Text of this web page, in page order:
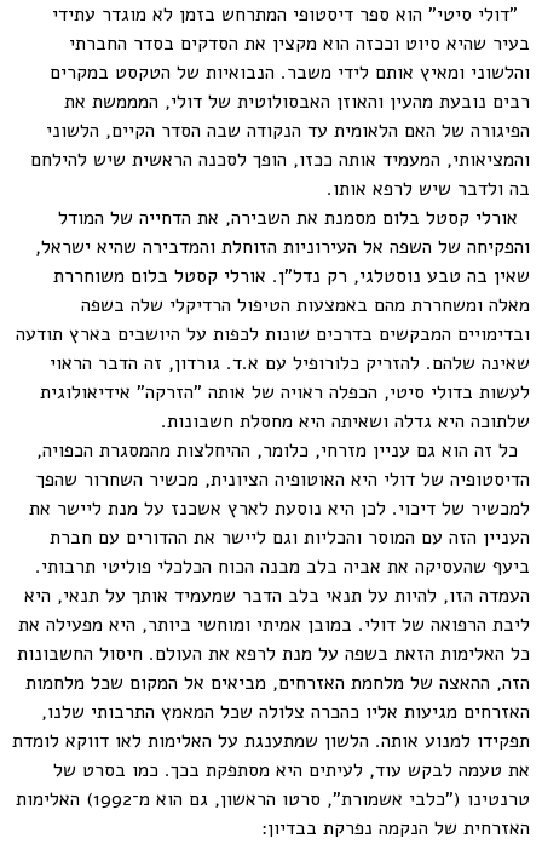
"דולי סיטי" הוא ספר דיסטופי המתרחש בזמן לא מוגדר עתידי
בעיר שהיא סיוט וככזה הוא מקצין את הסדקים בסדר החברתי
והלשוני ומאיץ אותם לידי משבר. הנבואיות של הטקסט במקרים
רבים נובעת מהעין והאוזן האבסולוטית של דולי, המממשת את
הפיגורה של האם הלאומית עד הנקודה שבה הסדר הקיים, הלשוני
והמציאותי, המעמיד אותה ככזו, הופך לסכנה הראשית שיש להילחם
בה ולדבר שיש לרפא אותו.
אורלי קסטל בלום מסמנת את השבירה, את הדחייה של המודל
והפקיחה של השפה אל העירוניות הזוחלת והמדבירה שהיא ישראל,
שאין בה טבע נוסטלגי, רק נדל"ן. אורלי קסטל בלום משוחררת
מאלה ומשחררת מהם באמצעות הטיפול הרדיקלי שלה בשפה
ובדימויים המבקשים בדרכים שונות לכפות על היושבים בארץ תודעה
שאינה שלהם. להזריק כלורופיל עם א.ד. גורדון, זה הדבר הראוי
לעשות בדולי סיטי, הכפלה ראויה של אותה "הזרקה" אידיאולוגית
שלתוכה היא גדלה ושאיתה היא מחסלת חשבונות.
כל זה הוא גם עניין מזרחי, כלומר, ההיחלצות מהמסגרת הכפויה,
הדיסטופיה של דולי היא האוטופיה הציונית, מכשיר השחרור שהפך
למכשיר של דיכוי. לכן היא נוסעת לארץ אשכנז על מנת ליישר את
העניין הזה עם המוסר והכליות וגם ליישר את ההדורים עם חברת
ביעף שהעסיקה את אביה בלב מבנה הכוח הכלכלי פוליטי תרבותי.
העמדה הזו, להיות על תנאי בלב הדבר שמעמיד אותך על תנאי, היא
ליבת הרפואה של דולי. במובן אמיתי ומוחשי ביותר, היא מפעילה את
כל האלימות הזאת בשפה על מנת לרפא את העולם. חיסול החשבונות
הזה, ההאצה של מלחמת האזרחים, מביאים אל המקום שכל מלחמות
האזרחים מגיעות אליו כהכרה צלולה שכל המאמץ התרבותי שלנו,
תפקידו למנוע אותה. הלשון שמתענגת על האלימות לאו דווקא לומדת
את טעמה לבקש עוד, לעיתים היא מסתפקת בכך. כמו בסרט של
טרנטינו ("כלבי אשמורת", סרטו הראשון, גם הוא מ־1992) האלימות
האזרחית של הנקמה נפרקת בבדיון: